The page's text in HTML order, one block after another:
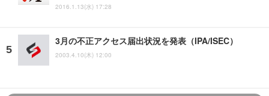
2016.1.13(水) 17:28
3月の不正アクセス届出状況を発表（IPA/ISEC）
2003.4.10(木) 12:00